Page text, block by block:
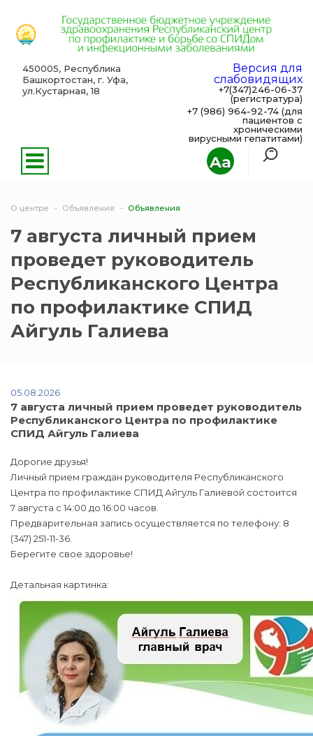
Aa
450005, Республика
Башкортостан, г. Уфа,
ул.Кустарная, 18
Версия для
слабовидящих
+7(347)246-06-37
(регистратура)
+7 (986) 964-92-74 (для
пациентов с
хроническими
вирусными гепатитами)
О центре Объявления Объявления
7 августа личный прием
проведет руководитель
Республиканского Центра
по профилактике СПИД
Айгуль Галиева
05.08.2026
7 августа личный прием проведет руководитель
Республиканского Центра по профилактике
СПИД Айгуль Галиева
Дорогие друзья!
Личный прием граждан руководителя Республиканского
Центра по профилактике СПИД Айгуль Галиевой состоится
7 августа с 14:00 до 16:00 часов.
Предварительная запись осуществляется по телефону: 8
(347) 251-11-36.
Берегите свое здоровье!
Детальная картинка: